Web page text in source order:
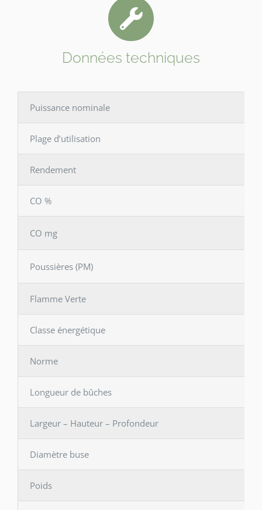
Données techniques
Puissance nominale
Plage d’utilisation
Rendement
CO %
CO mg
Poussières (PM)
Flamme Verte
Classe énergétique
Norme
Longueur de bûches
Largeur – Hauteur – Profondeur
Diamètre buse
Poids